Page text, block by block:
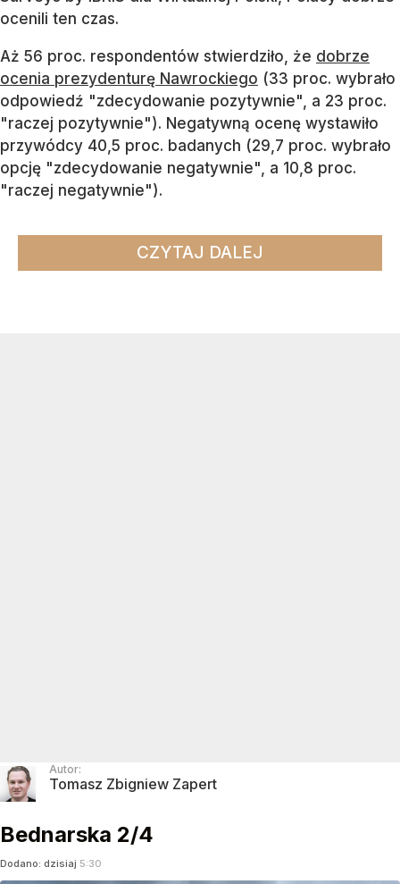
ocenili ten czas.
Aż 56 proc. respondentów stwierdziło, że dobrze
ocenia prezydenturę Nawrockiego (33 proc. wybrało
odpowiedź "zdecydowanie pozytywnie", a 23 proc.
"raczej pozytywnie"). Negatywną ocenę wystawiło
przywódcy 40,5 proc. badanych (29,7 proc. wybrało
opcję "zdecydowanie negatywnie", a 10,8 proc.
"raczej negatywnie").
CZYTAJ DALEJ
Autor:
Tomasz Zbigniew Zapert
Bednarska 2/4
Dodano: dzisiaj 5:30